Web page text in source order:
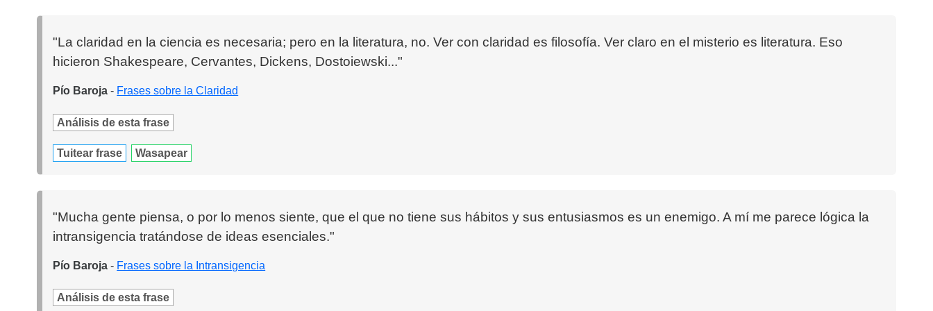
"La claridad en la ciencia es necesaria; pero en la literatura, no. Ver con claridad es filosofía. Ver claro en el misterio es literatura. Eso
hicieron Shakespeare, Cervantes, Dickens, Dostoiewski..."
Pío Baroja - Frases sobre la Claridad
Análisis de esta frase
Tuitear frase Wasapear
"Mucha gente piensa, o por lo menos siente, que el que no tiene sus hábitos y sus entusiasmos es un enemigo. A mí me parece lógica la
intransigencia tratándose de ideas esenciales."
Pío Baroja - Frases sobre la Intransigencia
Análisis de esta frase